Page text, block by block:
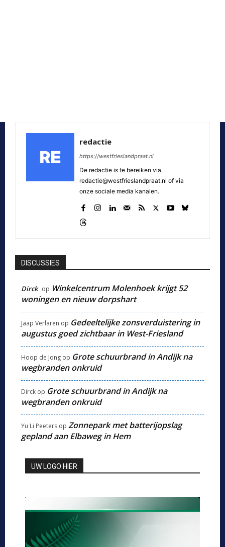
redactie
https://westfrieslandpraat.nl
De redactie is te bereiken via
redactie@westfrieslandpraat.nl of via
onze sociale media kanalen.
DISCUSSIES
Dirck op Winkelcentrum Molenhoek krijgt 52
woningen en nieuw dorpshart
Jaap Verlaren op Gedeeltelijke zonsverduistering in
augustus goed zichtbaar in West-Friesland
Hoop de Jong op Grote schuurbrand in Andijk na
wegbranden onkruid
Dirck op Grote schuurbrand in Andijk na
wegbranden onkruid
Yu Li Peeters op Zonnepark met batterijopslag
gepland aan Elbaweg in Hem
UW LOGO HIER